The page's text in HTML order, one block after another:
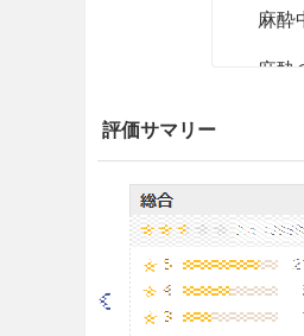
麻酔
麻酔
慎重
ビタ
造血
評価サマリー